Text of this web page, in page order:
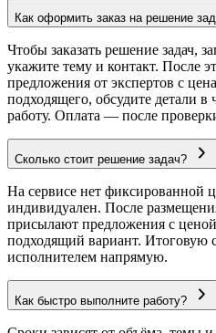
Как оформить заказ на решение
Чтобы заказать решение задач,
укажите тему и контакт. После
предложения от экспертов с
подходящего, обсудите детали в
работу. Оплата — после проверки
Сколько стоит решение задач?
На сервисе нет фиксированной
индивидуален. После
присылают предложения с
подходящий вариант. Итоговую
исполнителем напрямую.
Как быстро выполните работу?